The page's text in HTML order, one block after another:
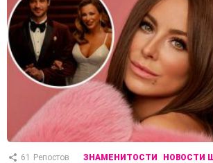
61 Репостов ЗНАМЕНИТОСТИ НОВОСТИ